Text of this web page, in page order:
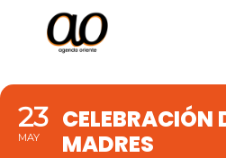
content
23
MAY
CELEBRACIÓN
MADRES